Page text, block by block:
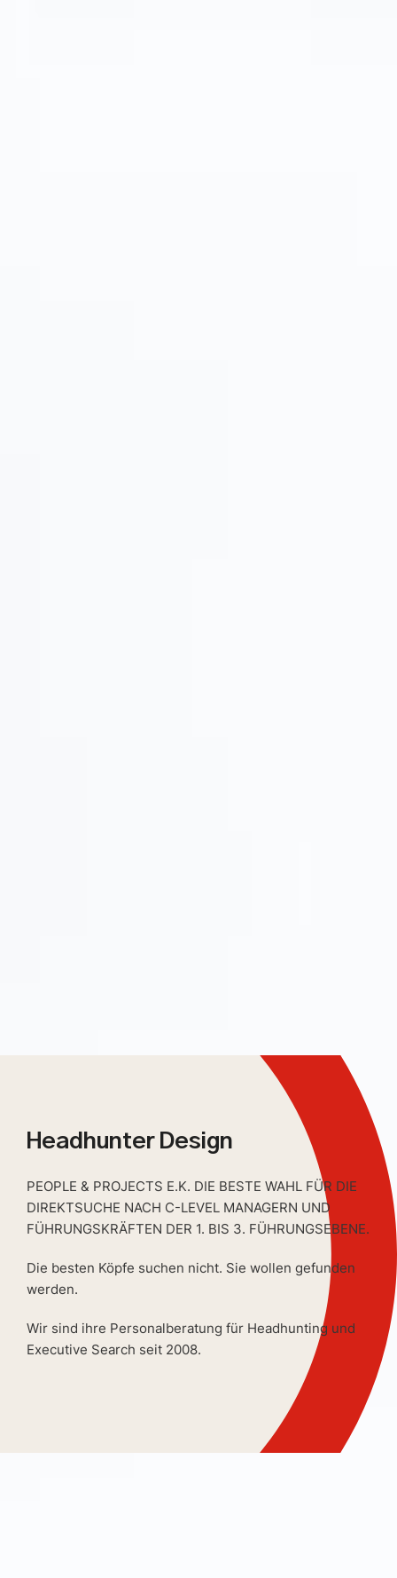
Headhunter Design
PEOPLE & PROJECTS E.K. DIE BESTE WAHL FÜR DIE
DIREKTSUCHE NACH C-LEVEL MANAGERN UND
FÜHRUNGSKRÄFTEN DER 1. BIS 3. FÜHRUNGSEBENE.
Die besten Köpfe suchen nicht. Sie wollen gefunden
werden.
Wir sind ihre Personalberatung für Headhunting und
Executive Search seit 2008.